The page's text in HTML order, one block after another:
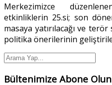
Merkezimizce
etkinliklerin 25.si; son
masaya yatırılacağı ve
politika önerilerinin
Bültenimize Abone Olun